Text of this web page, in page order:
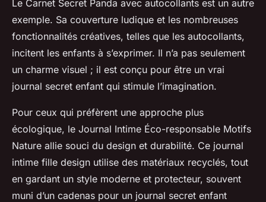
Le Carnet Secret Panda avec autocollants est un autre
exemple. Sa couverture ludique et les nombreuses
fonctionnalités créatives, telles que les autocollants,
incitent les enfants à s’exprimer. Il n’a pas seulement
un charme visuel ; il est conçu pour être un vrai
journal secret enfant qui stimule l’imagination.
Pour ceux qui préfèrent une approche plus
écologique, le Journal Intime Éco-responsable Motifs
Nature allie souci du design et durabilité. Ce journal
intime fille design utilise des matériaux recyclés, tout
en gardant un style moderne et protecteur, souvent
muni d’un cadenas pour un journal secret enfant